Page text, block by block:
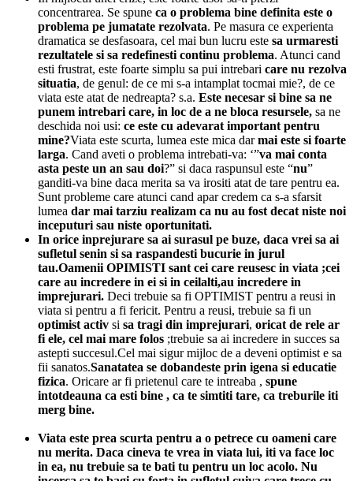
concentrarea. Se spune ca o problema bine definita este o
problema pe jumatate rezolvata. Pe masura ce experienta
dramatica se desfasoara, cel mai bun lucru este sa urmaresti
rezultatele si sa redefinesti continu problema. Atunci cand
esti frustrat, este foarte simplu sa pui intrebari care nu rezolva
situatia, de genul: de ce mi s-a intamplat tocmai mie?, de ce
viata este atat de nedreapta? s.a. Este necesar si bine sa ne
punem intrebari care, in loc de a ne bloca resursele, sa ne
deschida noi usi: ce este cu adevarat important pentru
mine?Viata este scurta, lumea este mica darmai este si foarte
larga. Cand aveti o problema intrebati-va: ‘”va mai conta
asta peste un an sau doi?” si daca raspunsul este “nu”
ganditi-va bine daca merita sa va irositi atat de tare pentru ea.
Sunt probleme care atunci cand apar credem ca s-a sfarsit
lumea dar mai tarziu realizam ca nu au fost decat niste noi
inceputuri sau niste oportunitati.
In orice inprejurare sa ai surasul pe buze, daca vrei sa ai
sufletul senin si sa raspandesti bucurie in jurul
tau.Oamenii OPIMISTI sant cei care reusesc in viata ;cei
care au incredere in ei si in ceilalti,au incredere in
imprejurari. Deci trebuie sa fi OPTIMIST pentru a reusi in
viata si pentru a fi fericit. Pentru a reusi, trebuie sa fi un
optimist activ si sa tragi din imprejurari, oricat de rele ar
fi ele, cel mai mare folos ;trebuie sa ai incredere in succes sa
astepti succesul.Cel mai sigur mijloc de a deveni optimist e sa
fii sanatos.Sanatatea se dobandeste prin igena si educatie
fizica. Oricare ar fi prietenul care te intreaba , spune
intotdeauna ca esti bine , ca te simtiti tare, ca treburile iti
merg bine.
Viata este prea scurta pentru a o petrece cu oameni care
nu merita. Daca cineva te vrea in viata lui, iti va face loc
in ea, nu trebuie sa te bati tu pentru un loc acolo. Nu